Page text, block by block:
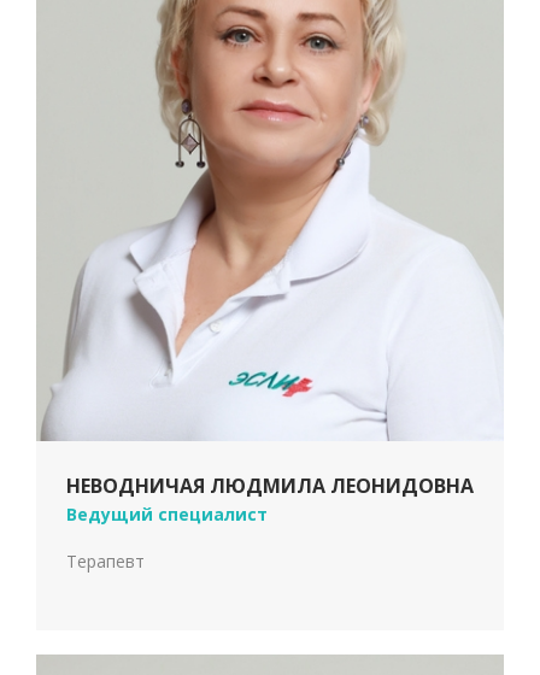
НЕВОДНИЧАЯ ЛЮДМИЛА ЛЕОНИДОВНА
Ведущий специалист
Терапевт